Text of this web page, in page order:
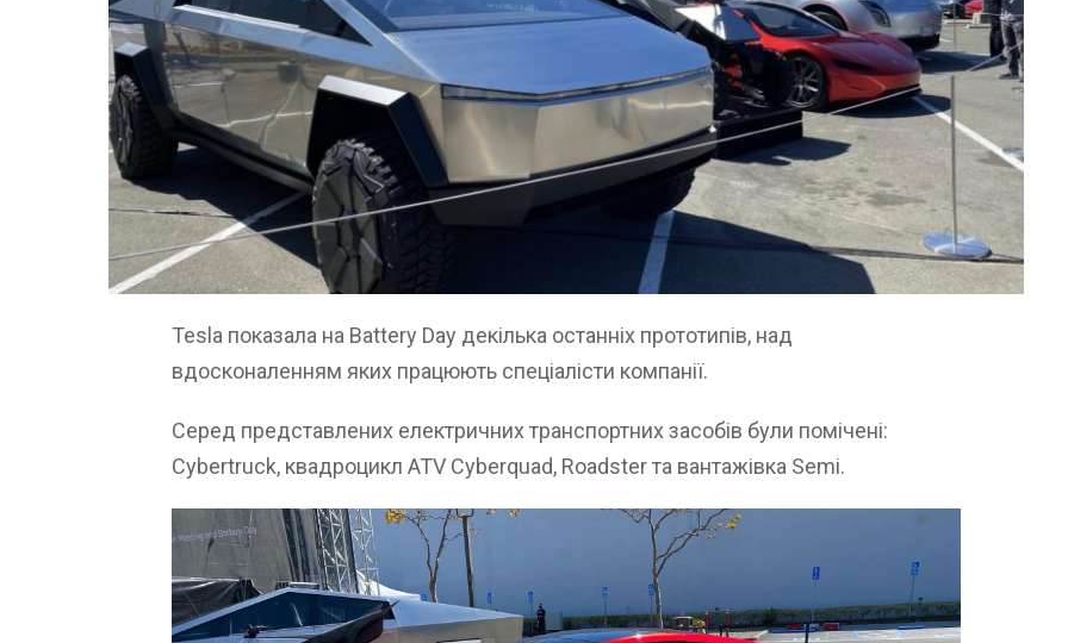
Tesla показала на Battery Day декілька останніх прототипів, над
вдосконаленням яких працюють спеціалісти компанії.
Серед представлених електричних транспортних засобів були помічені:
Cybertruck, квадроцикл ATV Cyberquad, Roadster та вантажівка Semi.